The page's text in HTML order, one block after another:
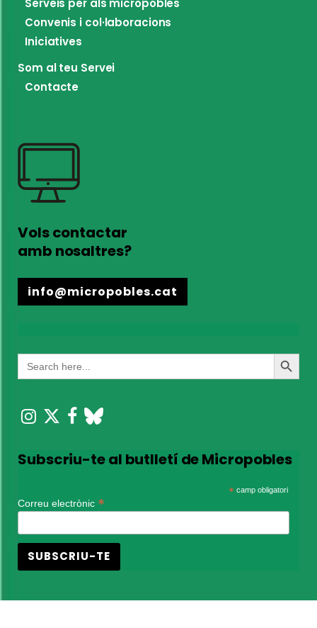
Serveis per als micropobles
Convenis i col·laboracions
Iniciatives
Som al teu Servei
Contacte
Vols contactar
amb nosaltres?
info@micropobles.cat
Search
for:
Search
Button
Subscriu-te al butlletí de Micropobles
* camp obligatori
Correu electrònic *